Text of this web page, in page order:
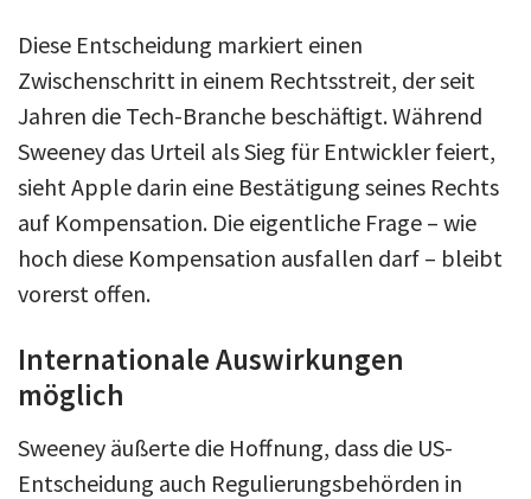
Diese Entscheidung markiert einen
Zwischenschritt in einem Rechtsstreit, der seit
Jahren die Tech-Branche beschäftigt. Während
Sweeney das Urteil als Sieg für Entwickler feiert,
sieht Apple darin eine Bestätigung seines Rechts
auf Kompensation. Die eigentliche Frage – wie
hoch diese Kompensation ausfallen darf – bleibt
vorerst offen.
Internationale Auswirkungen
möglich
Sweeney äußerte die Hoffnung, dass die US-
Entscheidung auch Regulierungsbehörden in